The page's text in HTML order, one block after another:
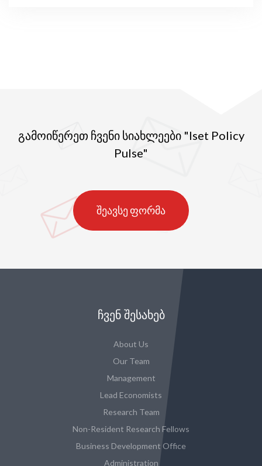
გამოიწერეთ ჩვენი სიახლეები "Iset Policy
Pulse"
შეავსე ფორმა
ᲩᲕᲔᲜ ᲨᲔᲡᲐᲮᲔᲑ
About Us
Our Team
Management
Lead Economists
Research Team
Non-Resident Research Fellows
Business Development Office
Administration